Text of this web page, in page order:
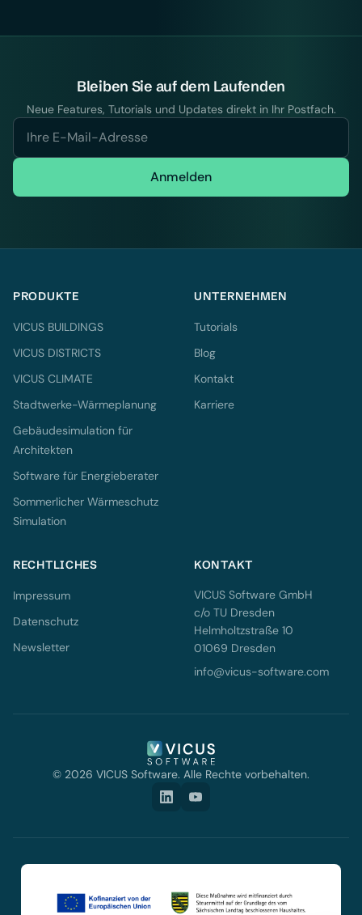
Bleiben Sie auf dem Laufenden
Neue Features, Tutorials und Updates direkt in Ihr Postfach.
Anmelden
PRODUKTE
VICUS BUILDINGS
VICUS DISTRICTS
VICUS CLIMATE
Stadtwerke-Wärmeplanung
Gebäudesimulation für
Architekten
Software für Energieberater
Sommerlicher Wärmeschutz
Simulation
UNTERNEHMEN
Tutorials
Blog
Kontakt
Karriere
RECHTLICHES
Impressum
Datenschutz
Newsletter
KONTAKT
VICUS Software GmbH
c/o TU Dresden
Helmholtzstraße 10
01069 Dresden
info@vicus-software.com
© 2026 VICUS Software. Alle Rechte vorbehalten.